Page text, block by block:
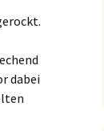
dabei